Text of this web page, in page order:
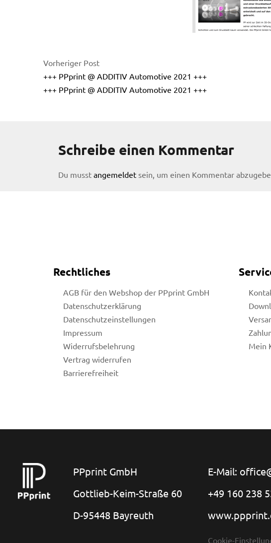
Vorheriger Post
+++ PPprint @ ADDITIV Automotive 2021 +++
+++ PPprint @ ADDITIV Automotive 2021 +++
Schreibe einen Kommentar
Du musst angemeldet sein, um einen Kommentar
Rechtliches
AGB für den Webshop der PPprint GmbH
Datenschutzerklärung
Datenschutzeinstellungen
Impressum
Widerrufsbelehrung
Vertrag widerrufen
Barrierefreiheit
Mein
PPprint GmbH
Gottlieb-Keim-Straße 60
D-95448 Bayreuth
E-Mail:
+49 160 238
Cookie-